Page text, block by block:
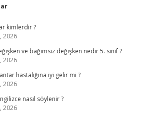
kimlerdir ?
2026
ve bağımsız değişken nedir 5. sınıf ?
2026
hastalığına iyi gelir mi ?
2026
nasıl söylenir ?
2026